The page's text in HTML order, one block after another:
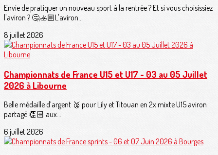
Envie de pratiquer un nouveau sport à la rentrée ? Et si vous choisissiez
l'aviron ? 🤔🚣🏼L'aviron...
8 juillet 2026
Championnats de France U15 et U17 - 03 au 05 Juillet
2026 à Libourne
Belle médaille d’argent 🥈 pour Lily et Titouan en 2x mixte U15 aviron
partagé 👏🏻 aux...
6 juillet 2026